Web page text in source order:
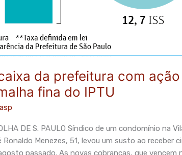
da prefeitura com ação
fina do IPTU
DE S. PAULO Síndico de um condomínio na
Menezes, 51, levou um susto ao receber
passado. As novas cobranças, que vencem